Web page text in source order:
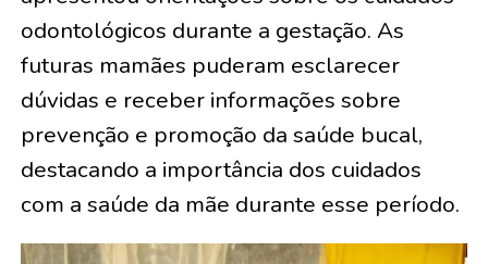
odontológicos durante a gestação. As
futuras mamães puderam esclarecer
dúvidas e receber informações sobre
prevenção e promoção da saúde bucal,
destacando a importância dos cuidados
com a saúde da mãe durante esse período.